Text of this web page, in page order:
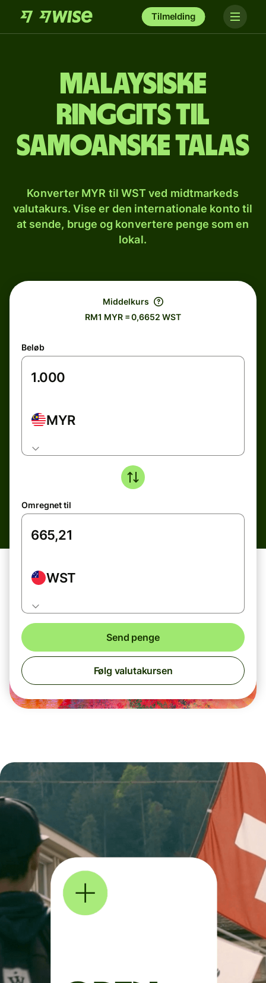
Tilmelding
Malaysiske
ringgits til
samoanske talas
Konverter MYR til WST ved midtmarkeds
valutakurs. Vise er den internationale konto til
at sende, bruge og konvertere penge som en
lokal.
Middelkurs
RM1 MYR = 0,6652 WST
Beløb
MYR
Omregnet til
WST
Send penge
Følg valutakursen